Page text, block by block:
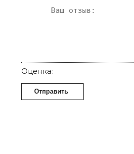
Оценка:
Отправить